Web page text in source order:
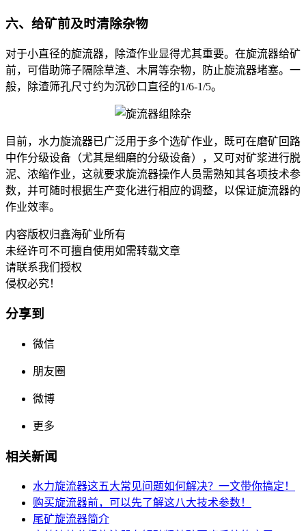
六、给矿前及时清除杂物
对于小直径的旋流器，除渣作业显得尤其重要。在旋流器给矿
前，可借助筛子隔除草渣、木屑等杂物，防止旋流器堵塞。一
般，除渣筛孔尺寸约为沉砂口直径的1/6-1/5。
目前，水力旋流器已广泛用于多个选矿作业，既可在磨矿回路
中作分级设备（尤其是细磨的分级设备），又可对矿浆进行脱
泥、浓缩作业，这就要求旋流器操作人员需熟知其各项技术参
数，并可随时根据生产变化进行相应的调整，以保证旋流器的
作业效率。
内容版权归鑫海矿业所有
未经许可不可擅自使用如需转载文章
请联系我们授权
侵权必究！
分享到
微信
朋友圈
微博
更多
相关新闻
水力旋流器这五大常见问题如何解决？一文带你搞定！
购买旋流器前，可以先了解这八大技术参数！
尾矿旋流器简介